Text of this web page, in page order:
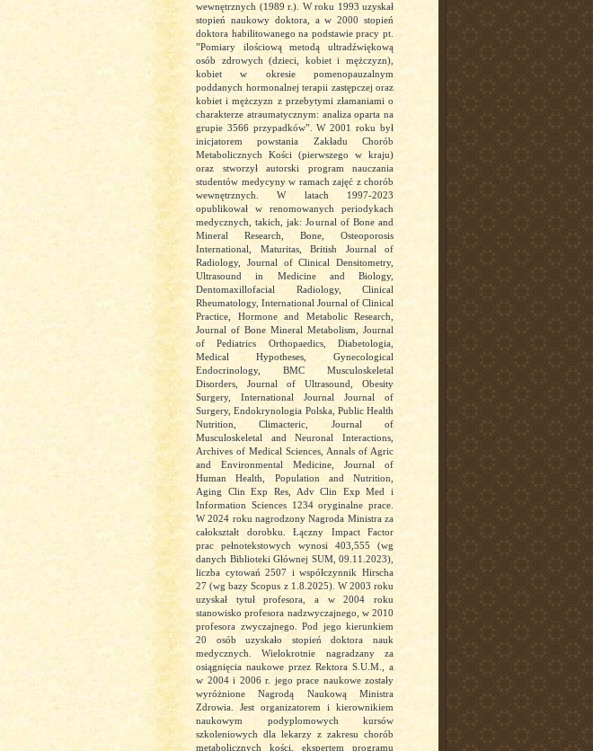
wewnętrznych (1989 r.). W roku 1993 uzyskał
stopień naukowy doktora, a w 2000 stopień
doktora habilitowanego na podstawie pracy pt.
”Pomiary ilościową metodą ultradźwiękową
osób zdrowych (dzieci, kobiet i mężczyzn),
kobiet w okresie pomenopauzalnym
poddanych hormonalnej terapii zastępczej oraz
kobiet i mężczyzn z przebytymi złamaniami o
charakterze atraumatycznym: analiza oparta na
grupie 3566 przypadków”. W 2001 roku był
inicjatorem powstania Zakładu Chorób
Metabolicznych Kości (pierwszego w kraju)
oraz stworzył autorski program nauczania
studentów medycyny w ramach zajęć z chorób
wewnętrznych. W latach 1997-2023
opublikował w renomowanych periodykach
medycznych, takich, jak: Journal of Bone and
Mineral Research, Bone, Osteoporosis
International, Maturitas, British Journal of
Radiology, Journal of Clinical Densitometry,
Ultrasound in Medicine and Biology,
Dentomaxillofacial Radiology, Clinical
Rheumatology, International Journal of Clinical
Practice, Hormone and Metabolic Research,
Journal of Bone Mineral Metabolism, Journal
of Pediatrics Orthopaedics, Diabetologia,
Medical Hypotheses, Gynecological
Endocrinology, BMC Musculoskeletal
Disorders, Journal of Ultrasound, Obesity
Surgery, International Journal Journal of
Surgery, Endokrynologia Polska, Public Health
Nutrition, Climacteric, Journal of
Musculoskeletal and Neuronal Interactions,
Archives of Medical Sciences, Annals of Agric
and Environmental Medicine, Journal of
Human Health, Population and Nutrition,
Aging Clin Exp Res, Adv Clin Exp Med i
Information Sciences 1234 oryginalne prace.
W 2024 roku nagrodzony Nagroda Ministra za
całokształt dorobku. Łączny Impact Factor
prac pełnotekstowych wynosi 403,555 (wg
danych Biblioteki Głównej SUM, 09.11.2023),
liczba cytowań 2507 i współczynnik Hirscha
27 (wg bazy Scopus z 1.8.2025). W 2003 roku
uzyskał tytuł profesora, a w 2004 roku
stanowisko profesora nadzwyczajnego, w 2010
profesora zwyczajnego. Pod jego kierunkiem
20 osób uzyskało stopień doktora nauk
medycznych. Wielokrotnie nagradzany za
osiągnięcia naukowe przez Rektora S.U.M., a
w 2004 i 2006 r. jego prace naukowe zostały
wyróżnione Nagrodą Naukową Ministra
Zdrowia. Jest organizatorem i kierownikiem
naukowym podyplomowych kursów
szkoleniowych dla lekarzy z zakresu chorób
metabolicznych kości, ekspertem programu